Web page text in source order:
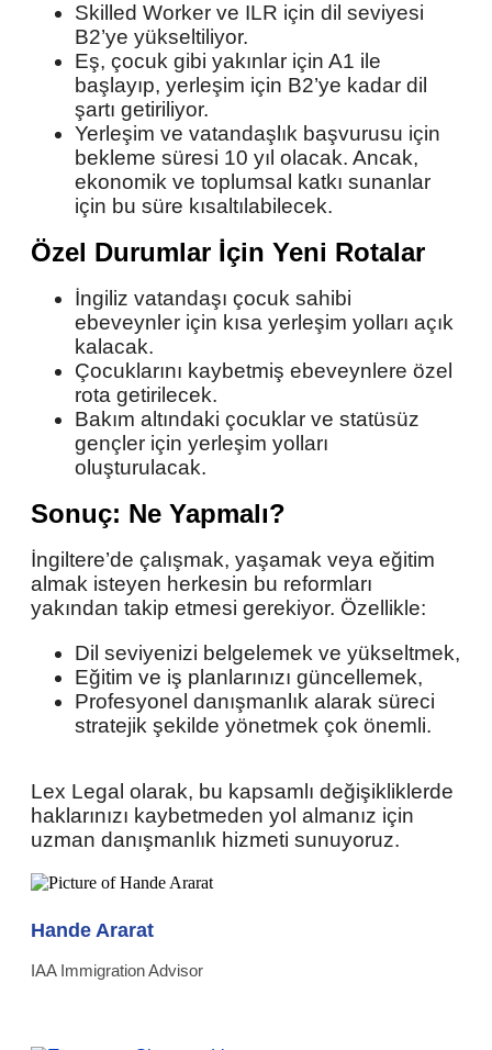
Skilled Worker ve ILR için dil seviyesi
B2’ye yükseltiliyor.
Eş, çocuk gibi yakınlar için A1 ile
başlayıp, yerleşim için B2’ye kadar dil
şartı getiriliyor.
Yerleşim ve vatandaşlık başvurusu için
bekleme süresi 10 yıl olacak. Ancak,
ekonomik ve toplumsal katkı sunanlar
için bu süre kısaltılabilecek.
Özel Durumlar İçin Yeni Rotalar
İngiliz vatandaşı çocuk sahibi
ebeveynler için kısa yerleşim yolları açık
kalacak.
Çocuklarını kaybetmiş ebeveynlere özel
rota getirilecek.
Bakım altındaki çocuklar ve statüsüz
gençler için yerleşim yolları
oluşturulacak.
Sonuç: Ne Yapmalı?
İngiltere’de çalışmak, yaşamak veya eğitim
almak isteyen herkesin bu reformları
yakından takip etmesi gerekiyor. Özellikle:
Dil seviyenizi belgelemek ve yükseltmek,
Eğitim ve iş planlarınızı güncellemek,
Profesyonel danışmanlık alarak süreci
stratejik şekilde yönetmek çok önemli.
Lex Legal olarak, bu kapsamlı değişikliklerde
haklarınızı kaybetmeden yol almanız için
uzman danışmanlık hizmeti sunuyoruz.
Hande Ararat
IAA Immigration Advisor